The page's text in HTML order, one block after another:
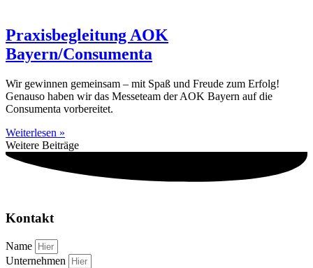
Praxisbegleitung AOK
Bayern/Consumenta
Wir gewinnen gemeinsam – mit Spaß und Freude zum Erfolg!
Genauso haben wir das Messeteam der AOK Bayern auf die
Consumenta vorbereitet.
Weiterlesen »
Weitere Beiträge
Kontakt
Name
Unternehmen